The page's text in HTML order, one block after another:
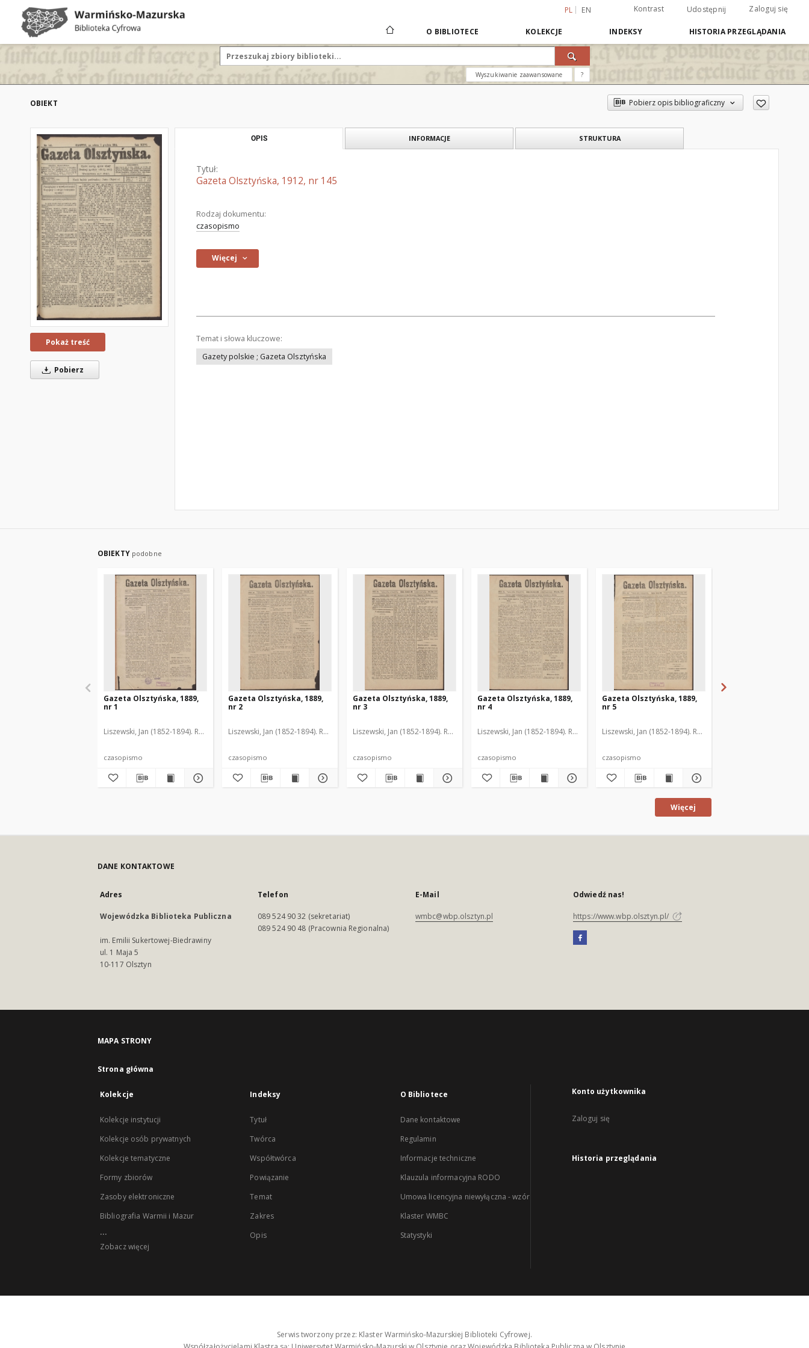
PL EN Kontrast Udostępnij Zaloguj się
O BIBLIOTECE KOLEKCJE INDEKSY HISTORIA PRZEGLĄDANIA
Wyszukiwanie zaawansowane ?
OBIEKT Pobierz opis bibliograficzny
Pokaż treść
Pobierz
OPIS INFORMACJE STRUKTURA
Tytuł:
Gazeta Olsztyńska, 1912, nr 145
Rodzaj dokumentu:
czasopismo
Więcej
Temat i słowa kluczowe:
Gazety polskie ; Gazeta Olsztyńska
OBIEKTY podobne
Gazeta Olsztyńska, 1889,
nr 1
Liszewski, Jan (1852-1894). Red.
czasopismo
Gazeta Olsztyńska, 1889,
nr 2
Liszewski, Jan (1852-1894). Red.
czasopismo
Gazeta Olsztyńska, 1889,
nr 3
Liszewski, Jan (1852-1894). Red.
czasopismo
Gazeta Olsztyńska, 1889,
nr 4
Liszewski, Jan (1852-1894). Red.
czasopismo
Gazeta Olsztyńska, 1889,
nr 5
Liszewski, Jan (1852-1894). Red.
czasopismo
Więcej
DANE KONTAKTOWE
Adres
Wojewódzka Biblioteka Publiczna
im. Emilii Sukertowej-Biedrawiny
ul. 1 Maja 5
10-117 Olsztyn
Telefon
089 524 90 32 (sekretariat)
089 524 90 48 (Pracownia Regionalna)
E-Mail
wmbc@wbp.olsztyn.pl
Odwiedź nas!
https://www.wbp.olsztyn.pl/
MAPA STRONY
Strona główna
Kolekcje
Kolekcje instytucji
Kolekcje osób prywatnych
Kolekcje tematyczne
Formy zbiorów
Zasoby elektroniczne
Bibliografia Warmii i Mazur
...
Zobacz więcej
Indeksy
Tytuł
Twórca
Współtwórca
Powiązanie
Temat
Zakres
Opis
O Bibliotece
Dane kontaktowe
Regulamin
Informacje techniczne
Klauzula informacyjna RODO
Umowa licencyjna niewyłączna - wzór
Klaster WMBC
Statystyki
Konto użytkownika
Zaloguj się
Historia przeglądania
Serwis tworzony przez: Klaster Warmińsko-Mazurskiej Biblioteki Cyfrowej.